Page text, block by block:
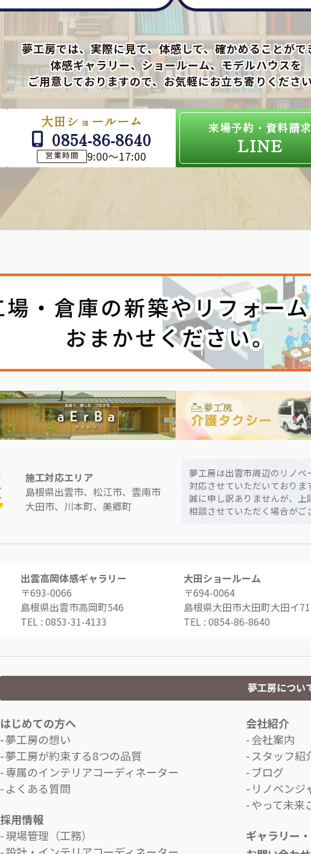
夢工房では、実際に見て、体感して、確かめることがで
体感ギャラリー、ショールーム、モデルハウスを
ご用意しておりますので、お気軽にお立ち寄りくださ
大田ショールーム
0854-86-8640
営業時間 9:00～17:00
来場予約・資料請求
LINE
施工対応エリア
島根県出雲市、松江市、雲南市
大田市、川本町、美郷町
夢工房は出雲市周辺のリノ
対応させていただいておりま
誠に申し訳ありませんが、
相談させていただく場合がご
出雲高岡体感ギャラリー
〒693-0066
島根県出雲市高岡町546
TEL : 0853-31-4133
大田ショールーム
〒694-0064
島根県大田市大田町大田イ
TEL : 0854-86-8640
夢工房につい
はじめての方へ
夢工房の想い
夢工房が約束する8つの品質
専属のインテリアコーディネーター
よくある質問
採用情報
現場管理（工務）
会社紹介
会社案内
スタッフ紹
ブログ
リノベンジ
やって未来
ギャラリー